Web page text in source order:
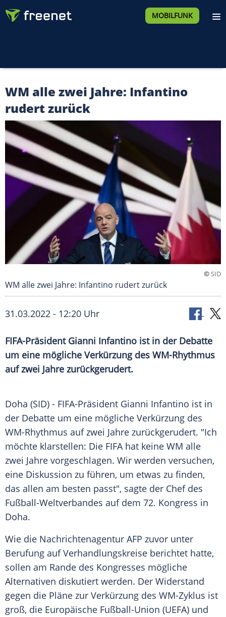
MOBILFUNK
WM alle zwei Jahre: Infantino
rudert zurück
©SID
WM alle zwei Jahre: Infantino rudert zurück
31.03.2022 - 12:20 Uhr
FIFA-Präsident Gianni Infantino ist in der Debatte
um eine mögliche Verkürzung des WM-Rhythmus
auf zwei Jahre zurückgerudert.
Doha (SID) - FIFA-Präsident Gianni Infantino ist in
der Debatte um eine mögliche Verkürzung des
WM-Rhythmus auf zwei Jahre zurückgerudert. "Ich
möchte klarstellen: Die FIFAhat keine WM alle
zwei Jahre vorgeschlagen. Wir werden versuchen,
eine Diskussion zu führen, um etwas zu finden,
das allen am besten passt", sagte der Chef des
Fußball-Weltverbandes auf dem 72. Kongress in
Doha.
Wie die Nachrichtenagentur AFP zuvor unter
Berufung auf Verhandlungskreise berichtet hatte,
sollen am Rande des Kongresses mögliche
Alternativen diskutiert werden. Der Widerstand
gegen die Pläne zur Verkürzung des WM-Zyklus ist
groß, die Europäische Fußball-Union (UEFA) und